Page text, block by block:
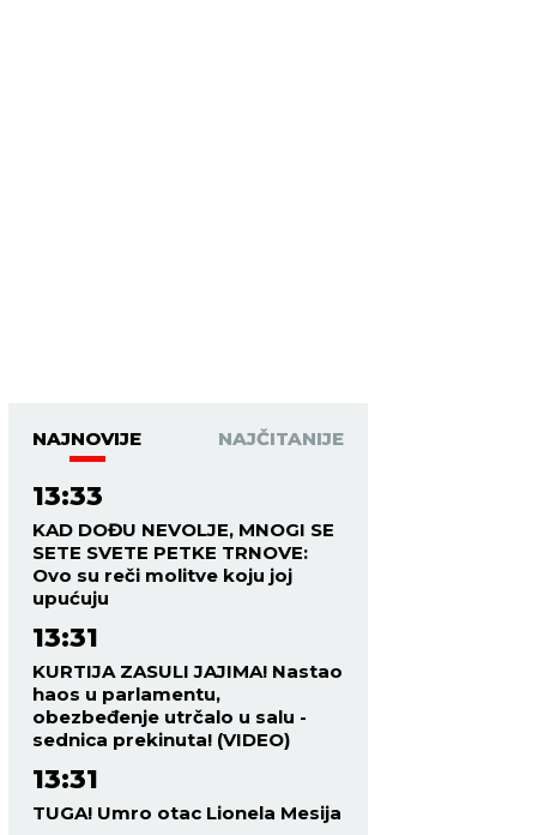
NAJNOVIJE NAJČITANIJE
13:33
KAD DOĐU NEVOLJE, MNOGI SE
SETE SVETE PETKE TRNOVE:
Ovo su reči molitve koju joj
upućuju
13:31
KURTIJA ZASULI JAJIMA! Nastao
haos u parlamentu,
obezbeđenje utrčalo u salu -
sednica prekinuta! (VIDEO)
13:31
TUGA! Umro otac Lionela Mesija